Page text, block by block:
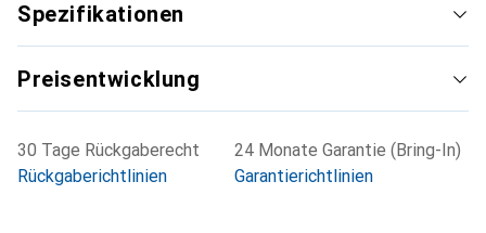
Spezifikationen
Preisentwicklung
30 Tage Rückgaberecht
Rückgaberichtlinien
24 Monate Garantie (Bring-In)
Garantierichtlinien